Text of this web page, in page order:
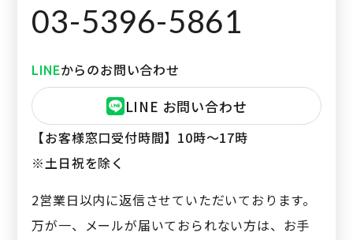
03-5396-5861
LINEからのお問い合わせ
LINE お問い合わせ
【お客様窓口受付時間】 10時〜17時
※土日祝を除く
2営業日以内に返信させていただいております。
万が一、メールが届いておられない方は、お手